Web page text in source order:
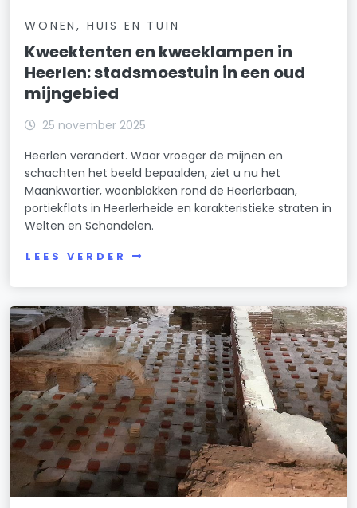
WONEN, HUIS EN TUIN
Kweektenten en kweeklampen in
Heerlen: stadsmoestuin in een oud
mijngebied
25 november 2025
Heerlen verandert. Waar vroeger de mijnen en
schachten het beeld bepaalden, ziet u nu het
Maankwartier, woonblokken rond de Heerlerbaan,
portiekflats in Heerlerheide en karakteristieke straten in
Welten en Schandelen.
LEES VERDER